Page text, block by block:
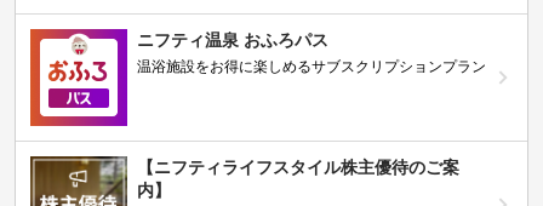
ニフティ温泉 おふろパス
温浴施設をお得に楽しめるサブスクリプションプラン
【ニフティライフスタイル株主優待のご案
内】